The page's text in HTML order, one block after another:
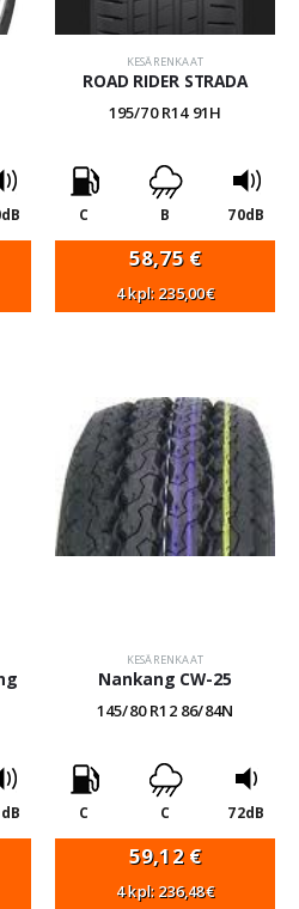
KESÄRENKAAT
ROAD RIDER STRADA
195/70 R14 91H
C B 70dB
58,75 €
4 kpl: 235,00€
KESÄRENKAAT
Nankang CW-25
145/80 R12 86/84N
C C 72dB
59,12 €
4 kpl: 236,48€